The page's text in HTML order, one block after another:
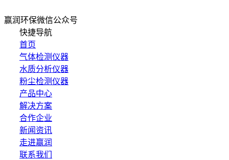
赢润环保微信公众号
快捷导航
首页
气体检测仪器
水质分析仪器
粉尘检测仪器
产品中心
解决方案
合作企业
新闻资讯
走进赢润
联系我们